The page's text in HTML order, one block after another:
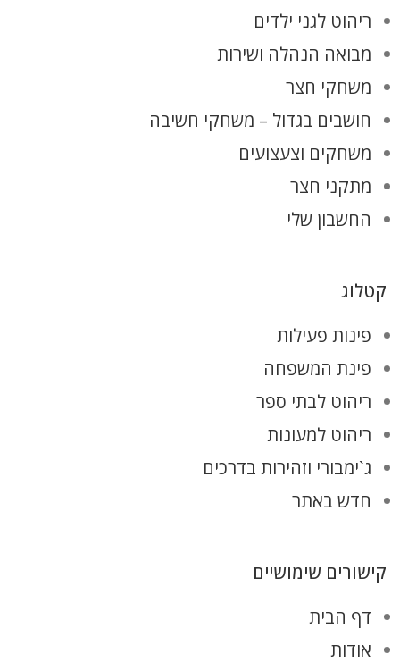
ריהוט לגני ילדים
מבואה הנהלה ושירות
משחקי חצר
חושבים בגדול – משחקי חשיבה
משחקים וצעצועים
מתקני חצר
החשבון שלי
קטלוג
פינות פעילות
פינת המשפחה
ריהוט לבתי ספר
ריהוט למעונות
ג`ימבורי וזהירות בדרכים
חדש באתר
קישורים שימושיים
דף הבית
אודות